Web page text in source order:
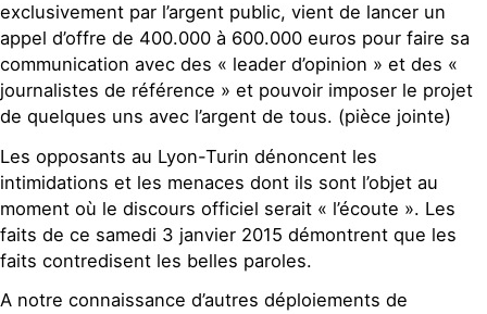
exclusivement par l’argent public, vient de lancer un
appel d’offre de 400.000 à 600.000 euros pour faire sa
communication avec des « leader d’opinion » et des «
journalistes de référence » et pouvoir imposer le projet
de quelques uns avec l’argent de tous. (pièce jointe)
Les opposants au Lyon-Turin dénoncent les
intimidations et les menaces dont ils sont l’objet au
moment où le discours officiel serait « l’écoute ». Les
faits de ce samedi 3 janvier 2015 démontrent que les
faits contredisent les belles paroles.
A notre connaissance d’autres déploiements de